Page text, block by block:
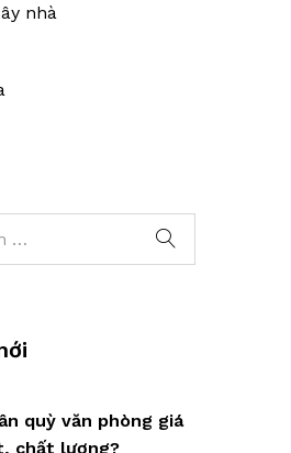
nhà
quỳ văn phòng giá
chất lượng?